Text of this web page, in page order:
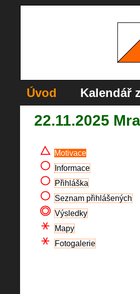
Úvod Kalendář
22.11.2025
Motivace
Informace
Přihláška
Seznam přihlášených
Výsledky
Mapy
Fotogalerie